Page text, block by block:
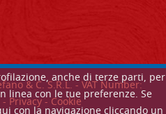
anche di terze parti, per
con le tue preferenze. Se
& C. S.R.L. - VAT Number:
Privacy-Cookie